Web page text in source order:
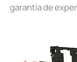
garantía de